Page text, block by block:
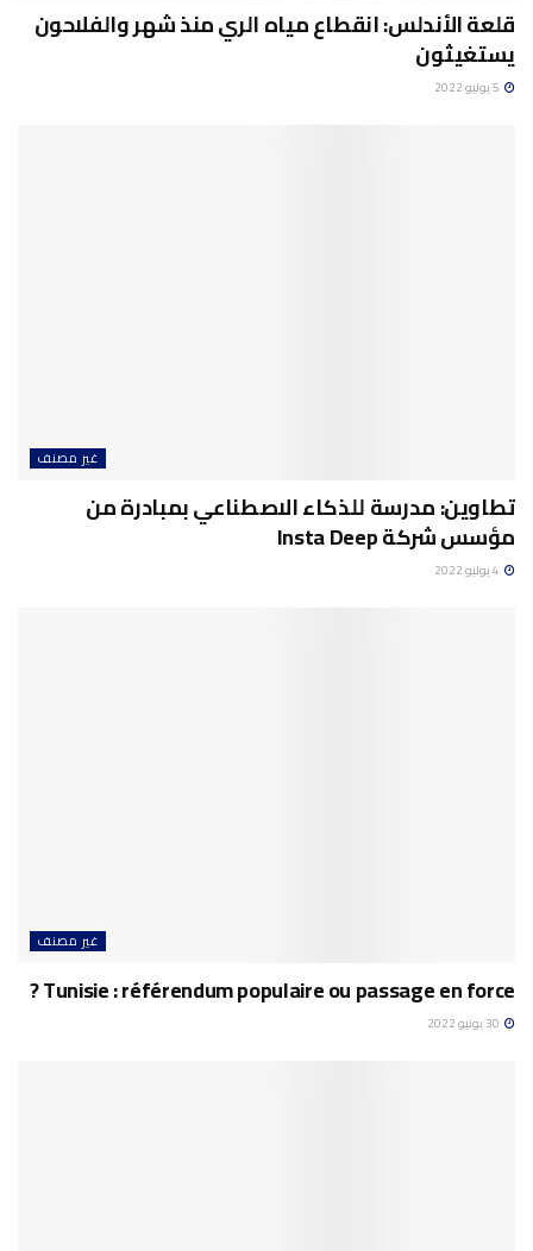
قلعة الأندلس: انقطاع مياه الري منذ شهر والفلاحون
يستغيثون
غير مصنف
تطاوين: مدرسة للذكاء الاصطناعي بمبادرة من
مؤسس شركة Insta Deep
غير مصنف
Tunisie : référendum populaire ou passage en force ?